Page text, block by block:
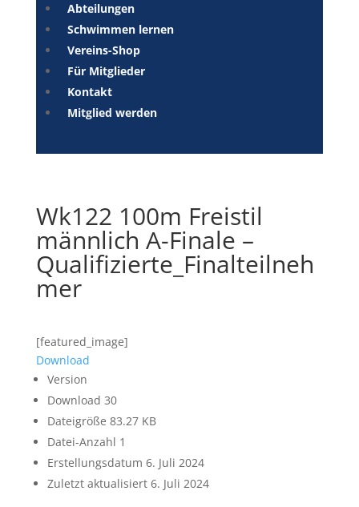
Abteilungen
Schwimmen lernen
Vereins-Shop
Für Mitglieder
Kontakt
Mitglied werden
Wk122 100m Freistil
männlich A-Finale –
Qualifizierte_Finalteilneh
mer
[featured_image]
Download
Version
Download 30
Dateigröße 83.27 KB
Datei-Anzahl 1
Erstellungsdatum 6. Juli 2024
Zuletzt aktualisiert 6. Juli 2024